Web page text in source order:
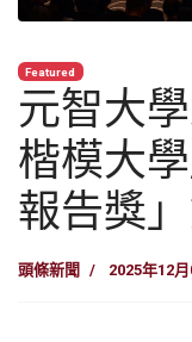
Featured
元智大
楷模大
報告獎
頭條新聞 2025年12